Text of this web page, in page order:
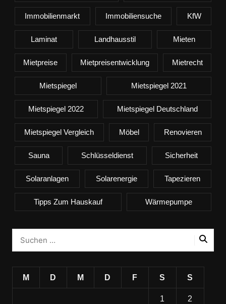
Immobilienmarkt Immobiliensuche KfW
Laminat Landhausstil Mieten
Mietpreise Mietpreisentwicklung Mietrecht
Mietspiegel Mietspiegel 2021
Mietspiegel 2022 Mietspiegel Deutschland
Mietspiegel Vergleich Möbel Renovieren
Sauna Schlüsseldienst Sicherheit
Solaranlagen Solarenergie Tapezieren
Tipps Zum Hauskauf Wärmepumpe
M D M D F S S
1 2